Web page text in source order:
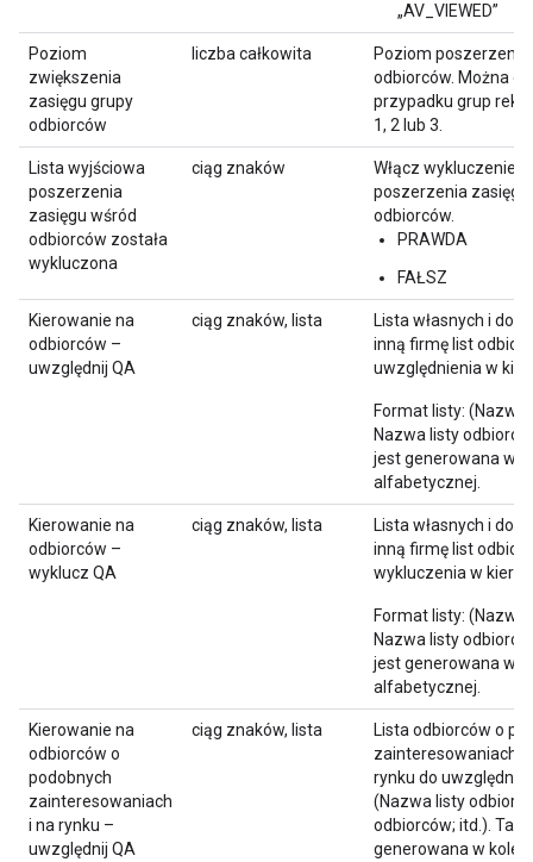
„AV_VIEWED”
Poziom
zwiększenia
zasięgu grupy
odbiorców
liczba całkowita
Poziom
odbiorców. Można
przypadku grup
1, 2 lub 3.
Lista wyjściowa
poszerzenia
zasięgu wśród
odbiorców została
wykluczona
ciąg znaków
Włącz wykluczenie
poszerzenia
odbiorców.
PRAWDA
FAŁSZ
Kierowanie na
odbiorców –
uwzględnij QA
ciąg znaków, lista
Lista własnych i
inną firmę list
uwzględnienia w
Format listy:
Nazwa listy
jest generowana w
alfabetycznej.
Kierowanie na
odbiorców –
wyklucz QA
ciąg znaków, lista
Lista własnych i
inną firmę list
wykluczenia w
Format listy:
Nazwa listy
jest generowana w
alfabetycznej.
Kierowanie na
odbiorców o
podobnych
zainteresowaniach
i na rynku –
uwzględnij QA
ciąg znaków, lista
Lista odbiorców o
zainteresowaniach
rynku do
(Nazwa listy
odbiorców; itd.). Ta
generowana w